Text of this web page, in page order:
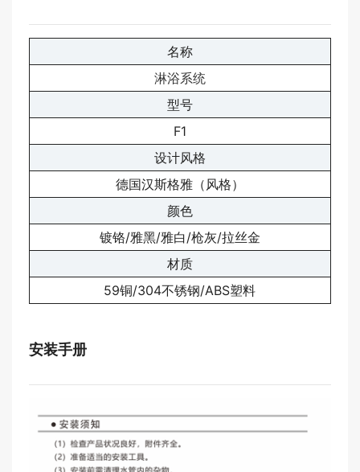
名称
淋浴系统
型号
F1
设计风格
德国汉斯格雅（风格）
颜色
镀铬/雅黑/雅白/枪灰/拉丝金
材质
59铜/304不锈钢/ABS塑料
安装手册